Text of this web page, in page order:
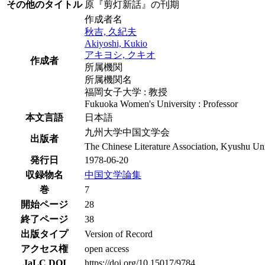
その他のタイトル 原『剪灯新話』の刊期
作成者
作成者名
秋吉, 久紀夫
Akiyoshi, Kukio
アキヨシ, クキオ
所属機関
所属機関名
福岡女子大学 : 教授
Fukuoka Women's University : Professor
本文言語
日本語
出版者
九州大学中国文学会
The Chinese Literature Association, Kyushu
発行日
1978-06-20
収録物名
中国文学論集
巻
7
開始ページ
28
終了ページ
38
出版タイプ
Version of Record
アクセス権
open access
JaLC DOI
https://doi.org/10.15017/9784